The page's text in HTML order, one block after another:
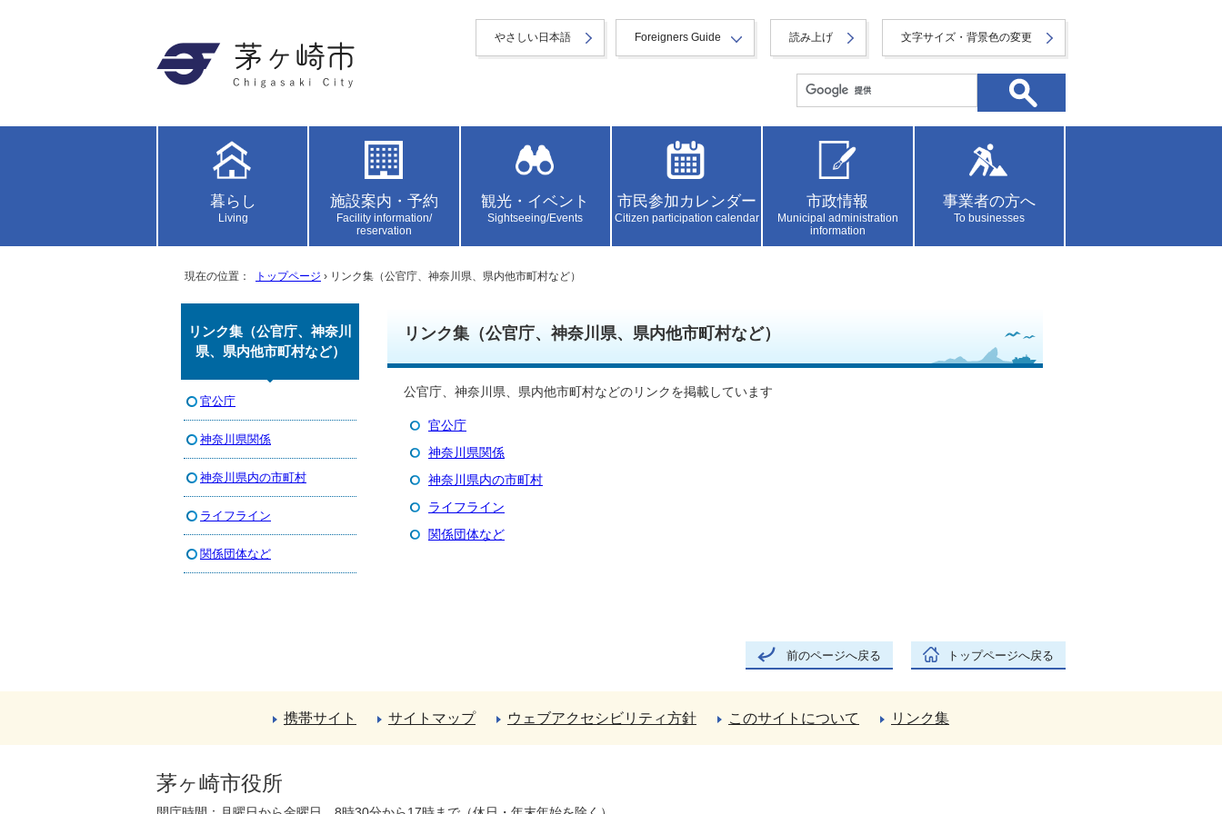
やさしい日本語 Foreigners Guide 読み上げ 文字サイズ・背景色の変更
暮らし
Living
施設案内・予約
Facility information/
reservation
観光・イベント
Sightseeing/Events
市民参加カレンダー
Citizen participation calendar
市政情報
Municipal administration
information
事業者の方へ
To businesses
現在の位置： トップページ › リンク集（公官庁、神奈川県、県内他市町村など）
リンク集（公官庁、神奈川県、県内他市町村など）
公官庁、神奈川県、県内他市町村などのリンクを掲載しています
官公庁
神奈川県関係
神奈川県内の市町村
ライフライン
関係団体など
リンク集（公官庁、神奈川
県、県内他市町村など）
官公庁
神奈川県関係
神奈川県内の市町村
ライフライン
関係団体など
前のページへ戻る トップページへ戻る
携帯サイト サイトマップ ウェブアクセシビリティ方針 このサイトについて リンク集
茅ヶ崎市役所